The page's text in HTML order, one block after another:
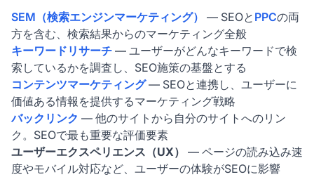
SEM（検索エンジンマーケティング）
— SEOと PPCの両
方を含む、検索結果からのマーケティング全般
キーワードリサーチ — ユーザーがどんなキーワードで検
索しているかを調査し、SEO施策の基盤とする
コンテンツマーケティング— SEOと連携し、ユーザーに
価値ある情報を提供するマーケティング戦略
バックリンク — 他のサイトから自分のサイトへのリン
ク。SEOで最も重要な評価要素
ユーザーエクスペリエンス（UX）
— ページの読み込み速
度やモバイル対応など、ユーザーの体験がSEOに影響